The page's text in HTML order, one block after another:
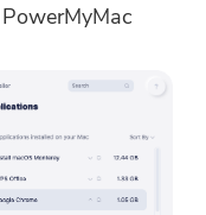
PowerMyMac أن العملية قد اكتملت.